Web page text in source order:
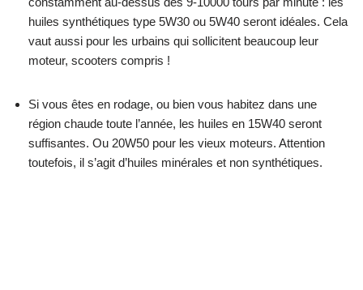
huiles synthétiques type 5W30 ou 5W40 seront idéales. Cela
vaut aussi pour les urbains qui sollicitent beaucoup leur
moteur, scooters compris !
Si vous êtes en rodage, ou bien vous habitez dans une
région chaude toute l’année, les huiles en 15W40 seront
suffisantes. Ou 20W50 pour les vieux moteurs. Attention
toutefois, il s’agit d’huiles minérales et non synthétiques.